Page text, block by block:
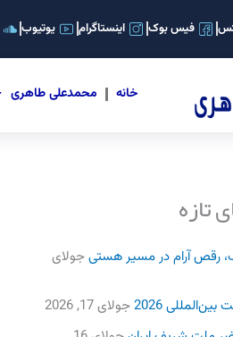
فیس بوک اینستاگرام یوتیوب
خانه محمدعلی طاهری
تازه
رقص آرام در مسیر هستیجولای
2026
جولای 17, 2026